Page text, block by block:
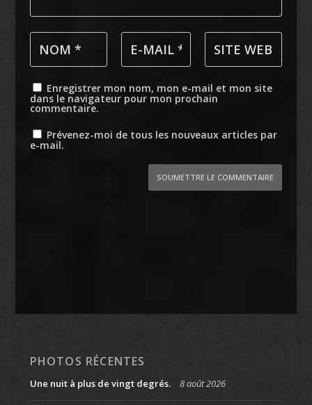
Enregistrer mon nom, mon e-mail et mon site
dans le navigateur pour mon prochain
commentaire.
Prévenez-moi de tous les nouveaux articles par
e-mail.
SOUMETTRE LE COMMENTAIRE
PHOTOS RÉCENTES
Une nuit à plus de vingt degrés. 8 août 2026